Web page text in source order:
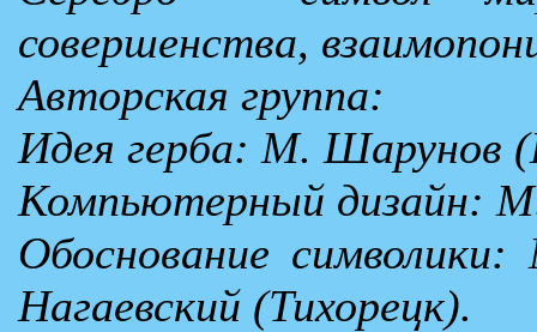
совершенства,
Авторская группа:
Идея герба: М. Шарунов
Компьютерный дизайн:
Обоснование
Нагаевский (Тихорецк).